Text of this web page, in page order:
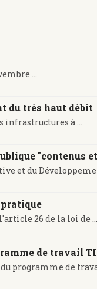
...
du très haut débit
à ...
"contenus
et du
26 de la loi de ...
de travail
programme de